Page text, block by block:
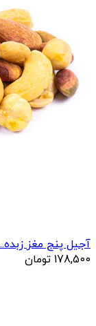
آجیل پنج مغز
178,500 تومان